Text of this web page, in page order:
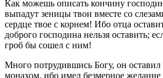
Как можешь описать кончину
выпадут зеницы твои вместе со
сердце твое с корнем! Ибо отца
доброго господина нельзя оставить;
гроб бы сошел с ним!
Много потрудившись Богу, он оставил
монахом, ибо имел безмерное желание